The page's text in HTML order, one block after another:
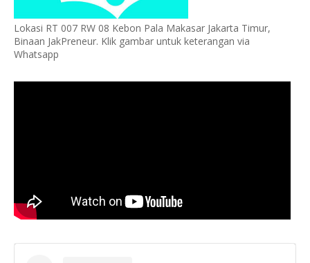
Lokasi RT 007 RW 08 Kebon Pala Makasar Jakarta Timur,
Binaan JakPreneur. Klik gambar untuk keterangan via
Whatsapp